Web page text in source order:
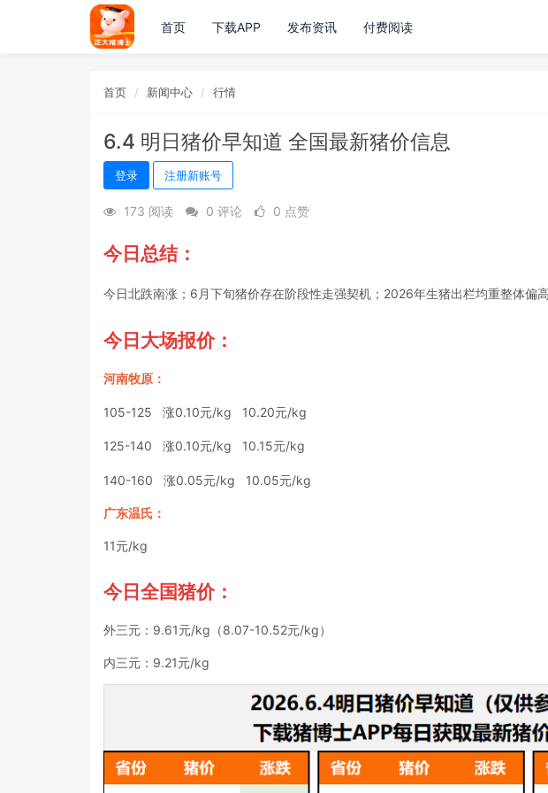
首页 下载APP 发布资讯 付费阅读
首页 新闻中心 行情
6.4 明日猪价早知道 全国最新猪价信息
登录 注册新账号
173 阅读 0 评论 0 点赞
今日总结：
今日北跌南涨；6月下旬猪价存在阶段性走强契机；2026年生猪出栏均重整体偏高
今日大场报价：
河南牧原：
105-125 涨0.10元/kg 10.20元/kg
125-140 涨0.10元/kg 10.15元/kg
140-160 涨0.05元/kg 10.05元/kg
广东温氏：
11元/kg
今日全国猪价：
外三元：9.61元/kg（8.07-10.52元/kg）
内三元：9.21元/kg